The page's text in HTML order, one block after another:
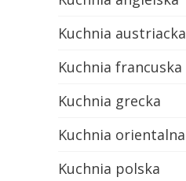
Kuchnia austriacka
Kuchnia francuska
Kuchnia grecka
Kuchnia orientalna
Kuchnia polska